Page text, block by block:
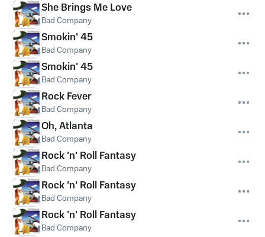
She Brings Me Love
Bad Company
Smokin' 45
Bad Company
Smokin' 45
Bad Company
Rock Fever
Bad Company
Oh, Atlanta
Bad Company
Rock 'n' Roll Fantasy
Bad Company
Rock 'n' Roll Fantasy
Bad Company
Rock 'n' Roll Fantasy
Bad Company